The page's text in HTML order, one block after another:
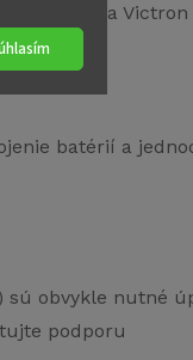
Victron a Victron
batérií a
sú obvykle nutné
podporu